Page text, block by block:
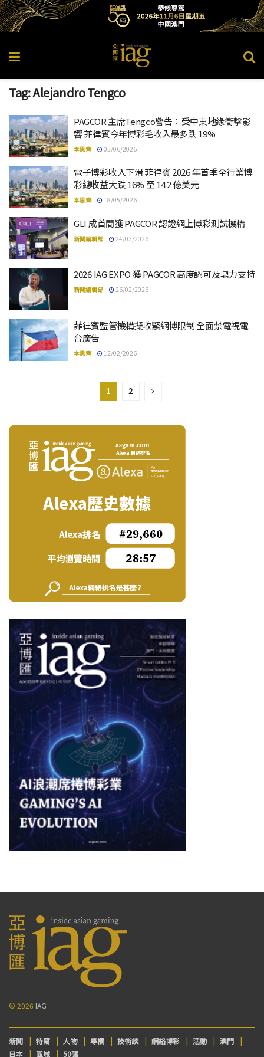
Tag:Alejandro Tengco
PAGCOR 主席Tengco警告：受中東地緣衝擊影
響 菲律賓今年博彩毛收入最多跌 19%
本思齊 05/06/2026
電子博彩收入下滑 菲律賓 2026 年首季全行業博
彩總收益大跌 16% 至 14.2 億美元
本思齊 18/05/2026
GLI 成首間獲 PAGCOR 認證網上博彩測試機構
新聞編輯部 24/03/2026
2026 IAG EXPO 獲 PAGCOR 高度認可及鼎力支持
新聞編輯部 26/02/2026
菲律賓監管機構擬收緊網博限制 全面禁電視電
台廣告
本思齊 12/02/2026
1 2
© 2026 IAG
新聞 特寫 人物 專欄 技術談 網絡博彩 活動
澳門
日本
區域 50强